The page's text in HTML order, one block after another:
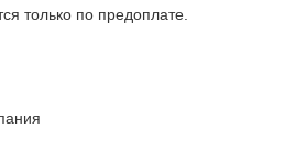
только по предоплате.